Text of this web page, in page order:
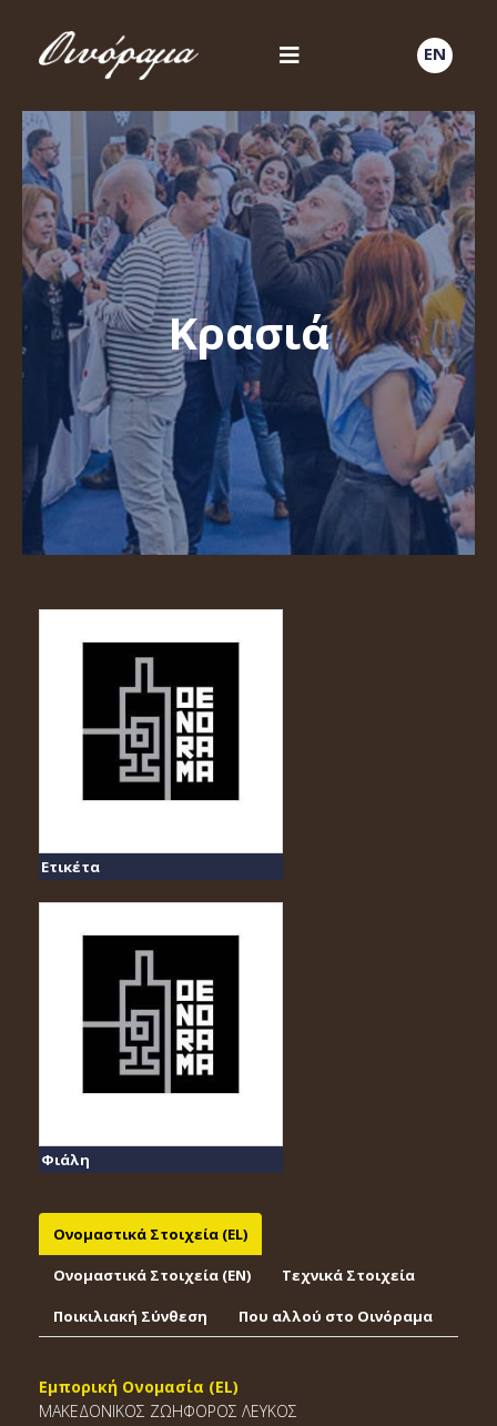
EN
Κρασιά
Ετικέτα
Φιάλη
Ονομαστικά Στοιχεία (EL)
Ονομαστικά Στοιχεία (EΝ) Τεχνικά Στοιχεία
Ποικιλιακή Σύνθεση Που αλλού στο Οινόραμα
Εμπορική Ονομασία (EL)
ΜΑΚΕΔΟΝΙΚΟΣ ΖΩΗΦΟΡΟΣ ΛΕΥΚΟΣ